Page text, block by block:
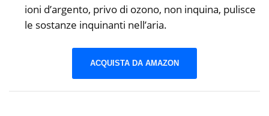
ioni d’argento, privo di ozono, non inquina, pulisce
le sostanze inquinanti nell’aria.
ACQUISTA DA AMAZON